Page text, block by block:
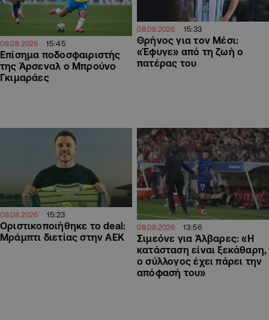
08.08.2026 15:45
Επίσημα ποδοσφαιριστής
της Άρσεναλ ο Μπρούνο
Γκιμαράες
08.08.2026 15:33
Θρήνος για τον Μέσι:
«Έφυγε» από τη ζωή ο
πατέρας του
08.08.2026 15:23
Οριστικοποιήθηκε το deal:
Μράμπτι διετίας στην ΑΕΚ
08.08.2026 13:56
Σιμεόνε για Άλβαρες: «Η
κατάσταση είναι ξεκάθαρη,
ο σύλλογος έχει πάρει την
απόφασή του»